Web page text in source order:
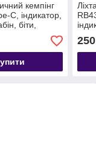
кемпінг
C, індикатор,
біти,
250